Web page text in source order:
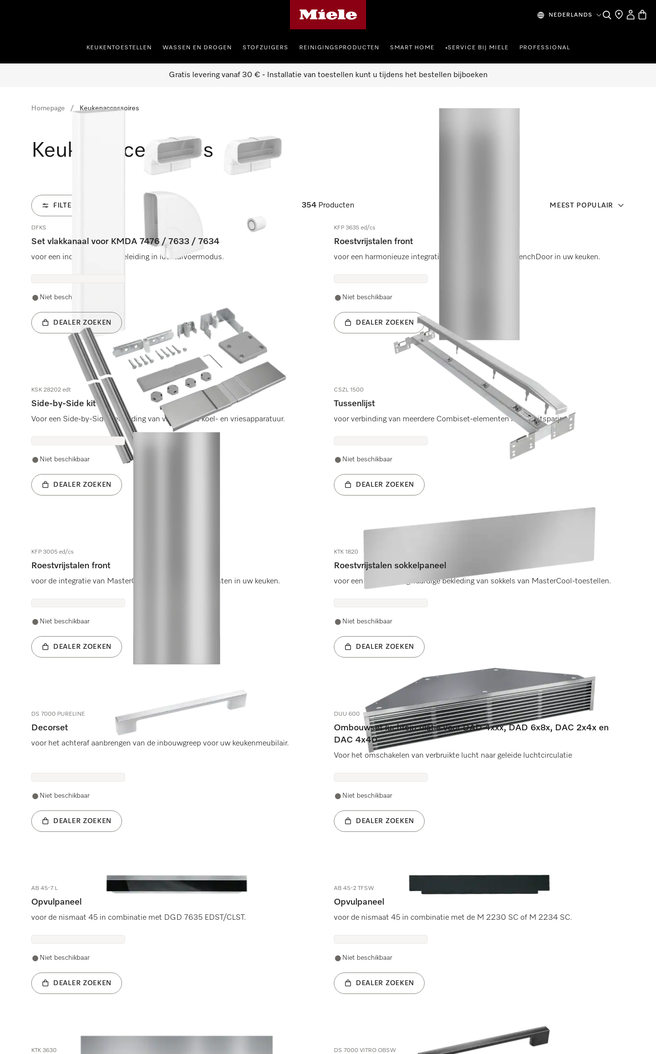
NEDERLANDS Wat zoek je?
Dealer zoeken
Mijn
KEUKENTOESTELLEN WASSEN EN DROGEN STOFZUIGERS REINIGINGSPRODUCTEN SMART HOME •SERVICE BIJ MIELE PROFESSIONAL
Gratis levering vanaf 30 € - Installatie van toestellen kunt u tijdens het bestellen bijboeken
Homepage Keukenaccessoires
Keukenaccessoires
FILTER 354 Producten MEEST POPULAIR
DFKS
Set vlakkanaal voor KMDA 7476 / 7633 / 7634
voor een individuele luchtgeleiding in luchtafvoermodus.
Niet beschikbaar
DEALER ZOEKEN
KFP 3635 ed/cs
Roestvrijstalen front
voor een harmonieuze integratie van de MasterCool FrenchDoor in uw keuken.
Niet beschikbaar
DEALER ZOEKEN
KSK 28202 edt
Side-by-Side kit
Voor een Side-by-Side-verbinding van vrijstaande koel- en vriesapparatuur.
Niet beschikbaar
DEALER ZOEKEN
CSZL 1500
Tussenlijst
voor verbinding van meerdere Combiset-elementen in één uitsparing.
Niet beschikbaar
DEALER ZOEKEN
KFP 3005 ed/cs
Roestvrijstalen front
voor de integratie van MasterCool-koel- en diepvrieskasten in uw keuken.
Niet beschikbaar
DEALER ZOEKEN
KTK 1820
Roestvrijstalen sokkelpaneel
voor een optisch hoogwaardige bekleding van sokkels van MasterCool-toestellen.
Niet beschikbaar
DEALER ZOEKEN
DS 7000 PURELINE
Decorset
voor het achteraf aanbrengen van de inbouwgreep voor uw keukenmeubilair.
Niet beschikbaar
DEALER ZOEKEN
DUU 600
Ombouwset luchtcirculatie voor DAD 4xxx, DAD 6x8x, DAC 2x4x en
DAC 4x40
Voor het omschakelen van verbruikte lucht naar geleide luchtcirculatie
Niet beschikbaar
DEALER ZOEKEN
AB 45-7 L
Opvulpaneel
voor de nismaat 45 in combinatie met DGD 7635 EDST/CLST.
Niet beschikbaar
DEALER ZOEKEN
AB 45-2 TFSW
Opvulpaneel
voor de nismaat 45 in combinatie met de M 2230 SC of M 2234 SC.
Niet beschikbaar
DEALER ZOEKEN
KTK 3630 DS 7000 VITRO OBSW